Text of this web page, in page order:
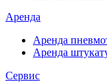
Аренда
Аренда
Аренда
Сервис